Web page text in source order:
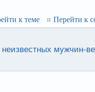
к теме
Перейти к
мужчин-